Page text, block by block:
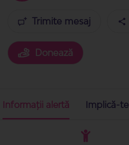
Trimite mesaj
Donează
Informații alertă Implică-te